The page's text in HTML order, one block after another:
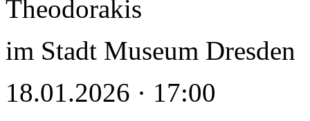
im Stadt Museum Dresden
18.01.2026 · 17:00